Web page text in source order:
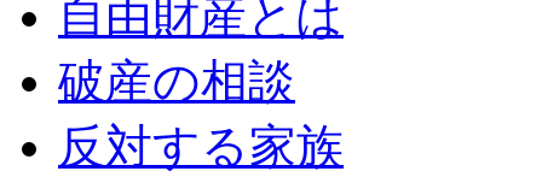
自由財産とは
破産の相談
反対する家族